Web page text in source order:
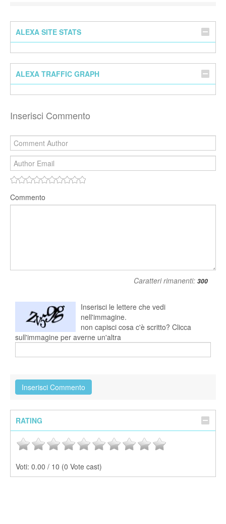
ALEXA SITE STATS
ALEXA TRAFFIC GRAPH
Inserisci Commento
Commento
Caratteri rimanenti:
Inserisci le lettere che vedi
nell'immagine.
non capisci cosa c'è scritto? Clicca
sull'immagine per averne un'altra
RATING
Voti: 0.00 / 10 (0 Vote cast)